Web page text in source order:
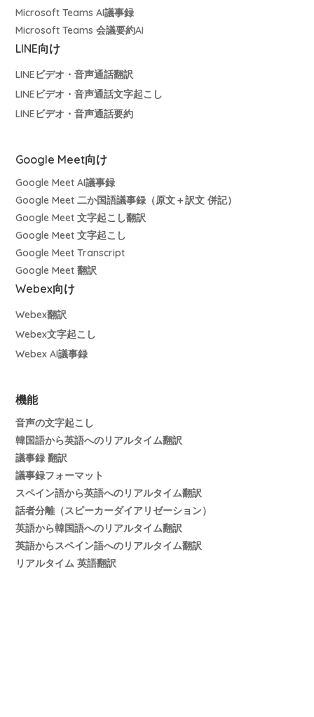
Microsoft Teams AI議事録
Microsoft Teams 会議要約AI
LINE向け
LINEビデオ・音声通話翻訳
LINEビデオ・音声通話文字起こし
LINEビデオ・音声通話要約
Google Meet向け
Google Meet AI議事録
Google Meet 二か国語議事録（原文＋訳文 併記）
Google Meet 文字起こし翻訳
Google Meet 文字起こし
Google Meet Transcript
Google Meet 翻訳
Webex向け
Webex翻訳
Webex文字起こし
Webex AI議事録
機能
音声の文字起こし
韓国語から英語へのリアルタイム翻訳
議事録 翻訳
議事録フォーマット
スペイン語から英語へのリアルタイム翻訳
話者分離（スピーカーダイアリゼーション）
英語から韓国語へのリアルタイム翻訳
英語からスペイン語へのリアルタイム翻訳
リアルタイム 英語翻訳